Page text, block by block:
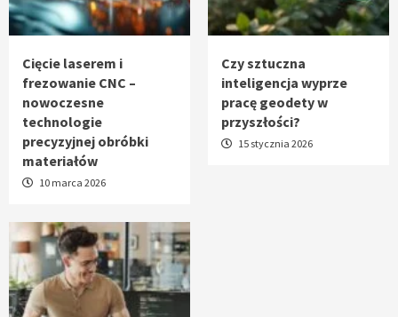
Cięcie laserem i
frezowanie CNC –
nowoczesne
technologie
precyzyjnej obróbki
materiałów
10 marca 2026
Czy sztuczna
inteligencja wyprze
pracę geodety w
przyszłości?
15 stycznia 2026